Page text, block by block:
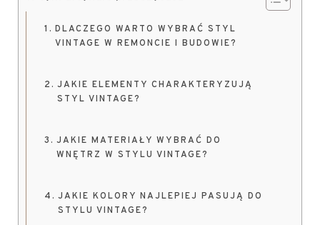
DLACZEGO WARTO WYBRAĆ STYL
VINTAGE W REMONCIE I BUDOWIE?
JAKIE ELEMENTY CHARAKTERYZUJĄ
STYL VINTAGE?
JAKIE MATERIAŁY WYBRAĆ DO
WNĘTRZ W STYLU VINTAGE?
JAKIE KOLORY NAJLEPIEJ PASUJĄ DO
STYLU VINTAGE?